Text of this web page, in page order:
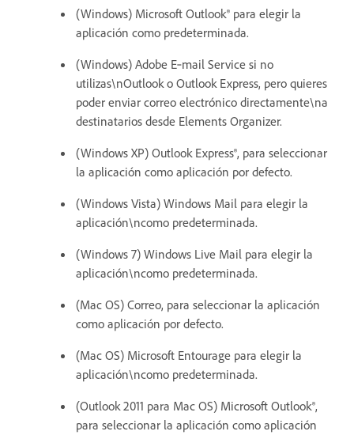
(Windows) Microsoft Outlook® para elegir la
aplicación como predeterminada.
(Windows) Adobe E‑mail Service si no
utilizas\nOutlook o Outlook Express, pero quieres
poder enviar correo electrónico directamente\na
destinatarios desde Elements Organizer.
(Windows XP) Outlook Express®, para seleccionar
la aplicación como aplicación por defecto.
(Windows Vista) Windows Mail para elegir la
aplicación\ncomo predeterminada.
(Windows 7) Windows Live Mail para elegir la
aplicación\ncomo predeterminada.
(Mac OS) Correo, para seleccionar la aplicación
como aplicación por defecto.
(Mac OS) Microsoft Entourage para elegir la
aplicación\ncomo predeterminada.
(Outlook 2011 para Mac OS) Microsoft Outlook®,
para seleccionar la aplicación como aplicación